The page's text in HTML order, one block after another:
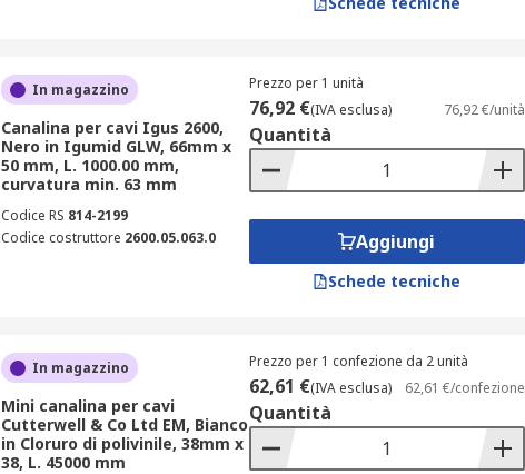
In magazzino
Canalina per cavi Igus 2600,
Nero in Igumid GLW, 66mm x
50 mm, L. 1000.00 mm,
curvatura min. 63 mm
Codice RS 814-2199
Codice costruttore 2600.05.063.0
Prezzo per 1 unità
76,92 €(IVA esclusa) 76,92 €/unità
Quantità
Aggiungi
Schede tecniche
In magazzino
Mini canalina per cavi
Cutterwell & Co Ltd EM, Bianco
in Cloruro di polivinile, 38mm x
38, L. 45000 mm
Prezzo per 1 confezione da 2 unità
62,61 €(IVA esclusa) 62,61 €/confezione
Quantità